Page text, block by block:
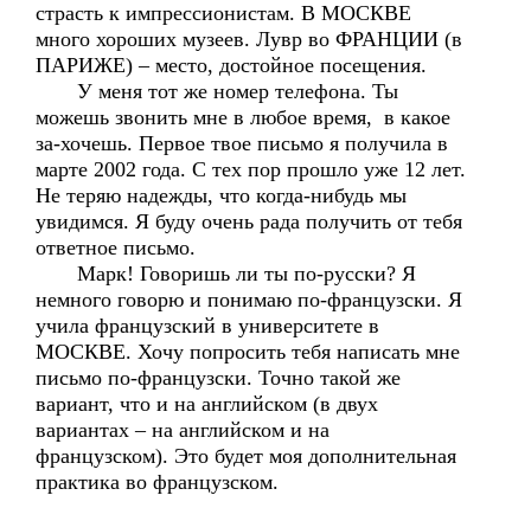
страсть к импрессионистам. В МОСКВЕ
много хороших музеев. Лувр во ФРАНЦИИ (в
ПАРИЖЕ) – место, достойное посещения.
У меня тот же номер телефона. Ты
можешь звонить мне в любое время, в какое
за-хочешь. Первое твое письмо я получила в
марте 2002 года. С тех пор прошло уже 12 лет.
Не теряю надежды, что когда-нибудь мы
увидимся. Я буду очень рада получить от тебя
ответное письмо.
Марк! Говоришь ли ты по-русски? Я
немного говорю и понимаю по-французски. Я
учила французский в университете в
МОСКВЕ. Хочу попросить тебя написать мне
письмо по-французски. Точно такой же
вариант, что и на английском (в двух
вариантах – на английском и на
французском). Это будет моя дополнительная
практика во французском.